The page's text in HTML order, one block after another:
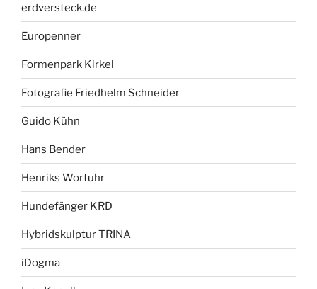
erdversteck.de
Europenner
Formenpark Kirkel
Fotografie Friedhelm Schneider
Guido Kühn
Hans Bender
Henriks Wortuhr
Hundefänger KRD
Hybridskulptur TRINA
iDogma